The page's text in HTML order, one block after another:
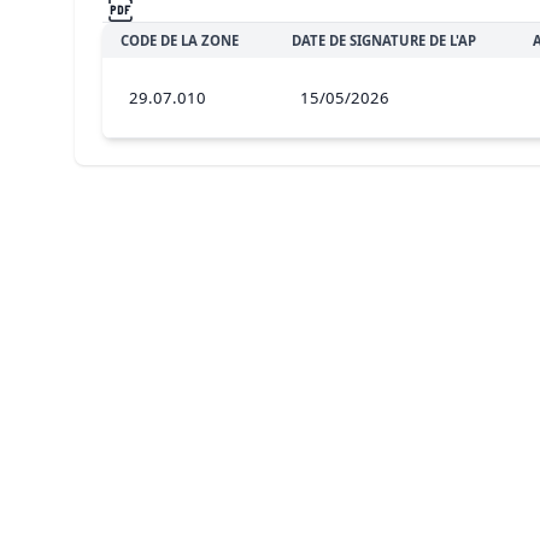
CODE DE LA ZONE DATE DE SIGNATURE DE L'AP
29.07.010 15/05/2026